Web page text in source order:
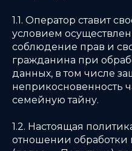
1.1. Оператор ставит
условием
соблюдение прав и
гражданина при
данных, в том числе
неприкосновенность
семейную тайну.
1.2. Настоящая
отношении обработки